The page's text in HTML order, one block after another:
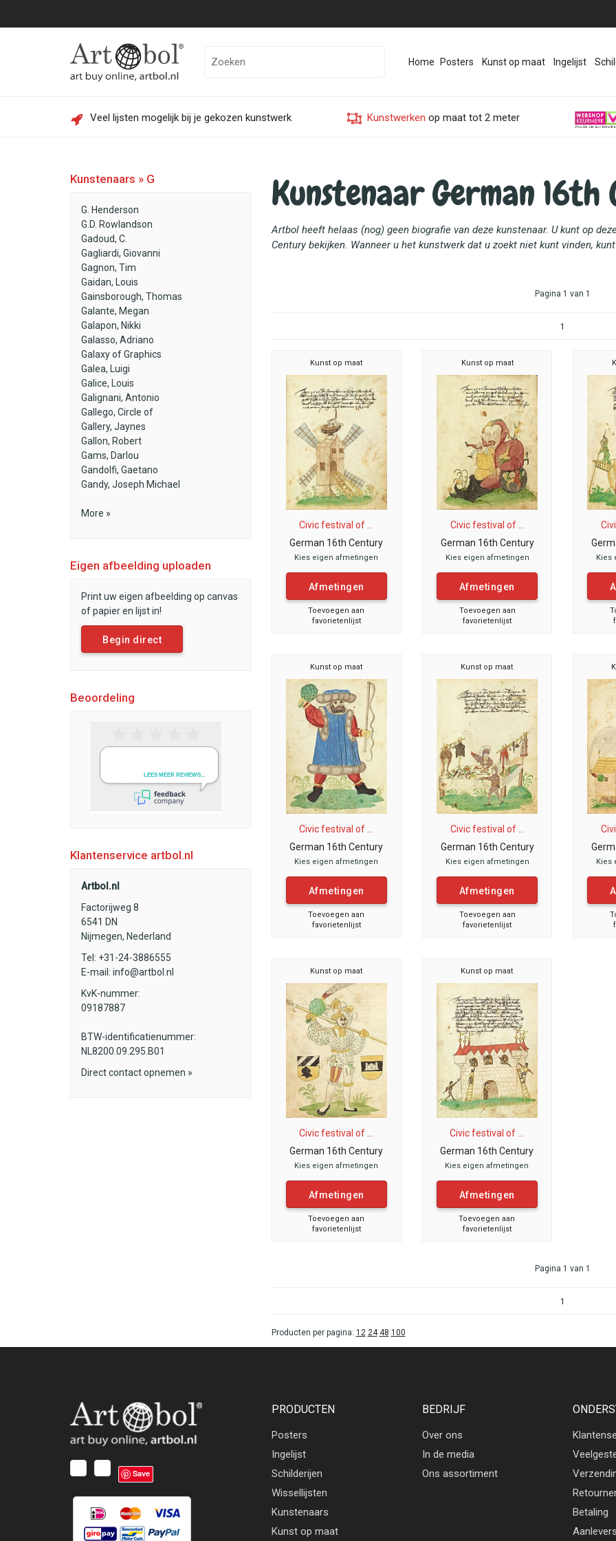
Home Posters Kunst op maat Ingelijst
Veel lijsten mogelijk bij je gekozen kunstwerk Kunstwerken op maat tot 2 meter
Kunstenaars » G
G. Henderson
G.D. Rowlandson
Gadoud, C.
Gagliardi, Giovanni
Gagnon, Tim
Gaidan, Louis
Gainsborough, Thomas
Galante, Megan
Galapon, Nikki
Galasso, Adriano
Galaxy of Graphics
Galea, Luigi
Galice, Louis
Galignani, Antonio
Gallego, Circle of
Gallery, Jaynes
Gallon, Robert
Gams, Darlou
Gandolfi, Gaetano
Gandy, Joseph Michael
More »
Eigen afbeelding uploaden
Print uw eigen afbeelding op canvas
of papier en lijst in!
Begin direct
Beoordeling
Klantenservice artbol.nl
Artbol.nl
Factorijweg 8
6541 DN
Nijmegen, Nederland
Tel: +31-24-3886555
E-mail: info@artbol.nl
KvK-nummer:
09187887
BTW-identificatienummer:
NL8200.09.295.B01
Direct contact opnemen »
Kunstenaar German
Artbol heeft helaas (nog) geen biografie van deze kunstenaar. U kunt op
Century bekijken. Wanneer u het kunstwerk dat u zoekt niet kunt vinden,
Pagina 1 van 1
1
Kunst op maat
Civic festival of ...
German 16th Century
Kies eigen afmetingen
Afmetingen
Toevoegen aan
favorietenlijst
Kunst op maat
Civic festival of ...
German 16th Century
Kies eigen afmetingen
Afmetingen
Toevoegen aan
favorietenlijst
Kies
Kunst op maat
Civic festival of ...
German 16th Century
Kies eigen afmetingen
Afmetingen
Toevoegen aan
favorietenlijst
Kunst op maat
Civic festival of ...
German 16th Century
Kies eigen afmetingen
Afmetingen
Toevoegen aan
favorietenlijst
Kies
Kunst op maat
Civic festival of ...
German 16th Century
Kies eigen afmetingen
Afmetingen
Toevoegen aan
favorietenlijst
Kunst op maat
Civic festival of ...
German 16th Century
Kies eigen afmetingen
Afmetingen
Toevoegen aan
favorietenlijst
Pagina 1 van 1
1
Producten per pagina: 12 24 48 100
Save
PRODUCTEN
Posters
Ingelijst
Schilderijen
Wissellijsten
Kunstenaars
Kunst op maat
BEDRIJF
Over ons
In de media
Ons assortiment
Betaling